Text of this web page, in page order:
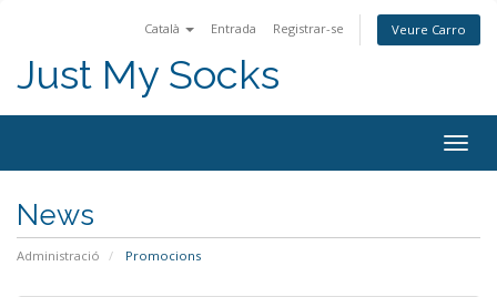
Català Entrada Registrar-se Veure Carro
Just My Socks
News
Administració Promocions